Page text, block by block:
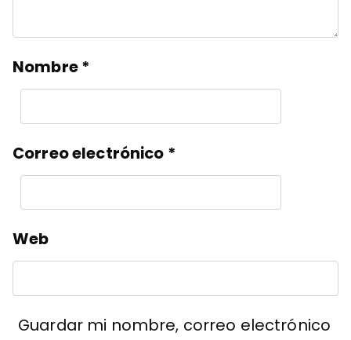
Nombre*
Correo electrónico *
Web
Guardar mi nombre, correo electrónico